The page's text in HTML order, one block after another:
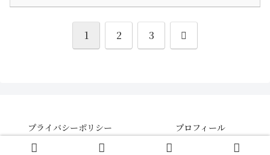
1 2 3
次
プライバシーポリシー
プロフィール
© 2021 【さきよみ】株・FX・CFDの投資情報ブログ .